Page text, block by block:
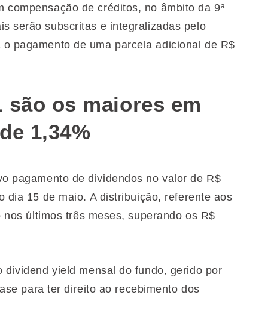
de créditos, no âmbito da 9ª
serão subscritas e integralizadas pelo
pagamento de uma parcela adicional de R$
são os maiores em
1,34%
pagamento de dividendos no valor de R$
dia 15 de maio. A distribuição, referente aos
últimos três meses, superando os R$
yield mensal do fundo, gerido por
para ter direito ao recebimento dos